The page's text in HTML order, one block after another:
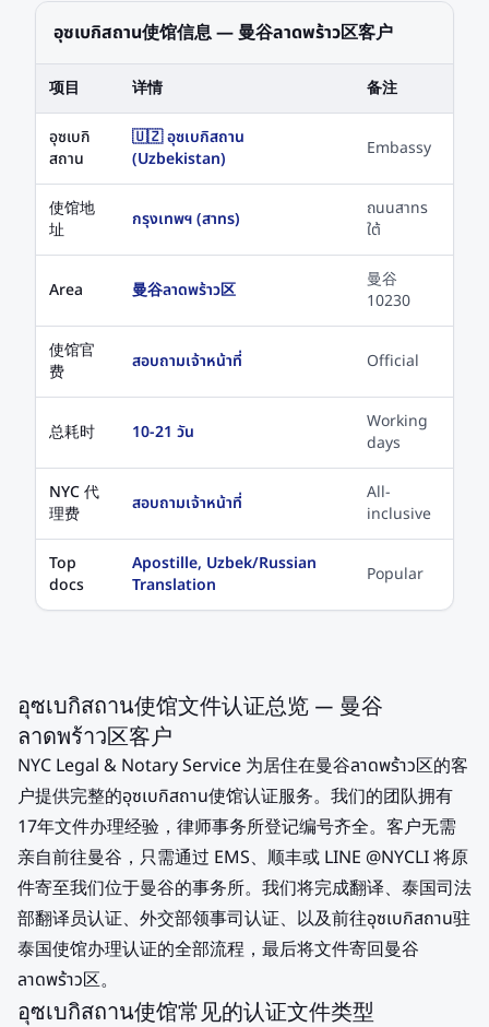
อุซเบกิสถาน使馆信息 — 曼谷ลาดพร้าว区客户
项目 详情 备注
อุซเบกิ
สถาน
🇺🇿 อุซเบกิสถาน
(Uzbekistan)
Embassy
使馆地
址
กรุงเทพฯ (สาทร)
ถนนสาทร
ใต้
Area 曼谷ลาดพร้าว区
曼谷
10230
使馆官
费
สอบถามเจ้าหน้าที่ Official
总耗时 10-21 วัน
Working
days
NYC 代
理费
สอบถามเจ้าหน้าที่
All-
inclusive
Top
docs
Apostille, Uzbek/Russian
Translation
Popular
อุซเบกิสถาน使馆文件认证总览 — 曼谷
ลาดพร้าว区客户
NYC Legal & Notary Service 为居住在曼谷ลาดพร้าว区的客
户提供完整的อุซเบกิสถาน使馆认证服务。我们的团队拥有
17年文件办理经验，律师事务所登记编号齐全。客户无需
亲自前往曼谷，只需通过 EMS、顺丰或 LINE @NYCLI 将原
件寄至我们位于曼谷的事务所。我们将完成翻译、泰国司法
部翻译员认证、外交部领事司认证、以及前往อุซเบกิสถาน驻
泰国使馆办理认证的全部流程，最后将文件寄回曼谷
ลาดพร้าว区。
อุซเบกิสถาน使馆常见的认证文件类型